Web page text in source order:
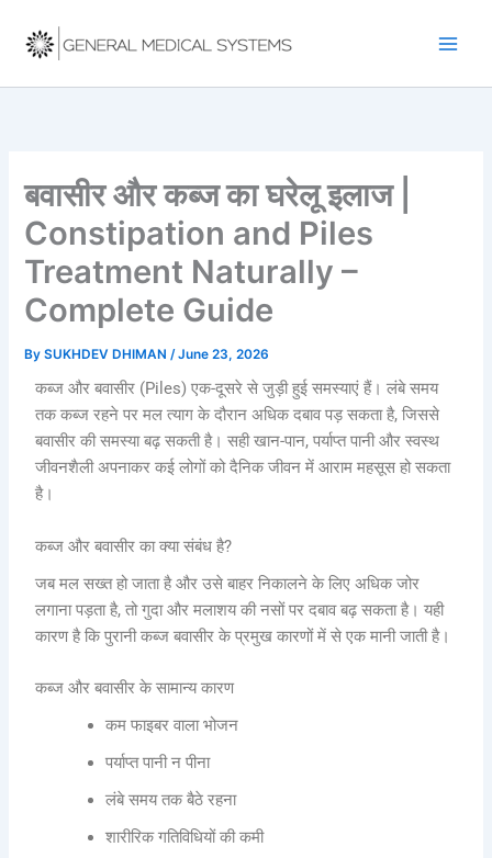
content
बवासीर और कब्ज का घरेलू इलाज |
Constipation and Piles
Treatment Naturally –
Complete Guide
BySUKHDEV DHIMAN/June 23, 2026
कब्ज और बवासीर (Piles) एक-दूसरे से जुड़ी हुई समस्याएं हैं। लंबे समय
तक कब्ज रहने पर मल त्याग के दौरान अधिक दबाव पड़ सकता है, जिससे
बवासीर की समस्या बढ़ सकती है। सही खान-पान, पर्याप्त पानी और स्वस्थ
जीवनशैली अपनाकर कई लोगों को दैनिक जीवन में आराम महसूस हो सकता
है।
कब्ज और बवासीर का क्या संबंध है?
जब मल सख्त हो जाता है और उसे बाहर निकालने के लिए अधिक जोर
लगाना पड़ता है, तो गुदा और मलाशय की नसों पर दबाव बढ़ सकता है। यही
कारण है कि पुरानी कब्ज बवासीर के प्रमुख कारणों में से एक मानी जाती है।
कब्ज और बवासीर के सामान्य कारण
कम फाइबर वाला भोजन
पर्याप्त पानी न पीना
लंबे समय तक बैठे रहना
शारीरिक गतिविधियों की कमी